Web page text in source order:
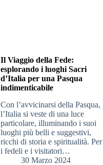
Il Viaggio della Fede:
esplorando i luoghi Sacri
d’Italia per una Pasqua
indimenticabile
Con l’avvicinarsi della Pasqua,
l’Italia si veste di una luce
particolare, illuminando i suoi
luoghi più belli e suggestivi,
ricchi di storia e spiritualità. Per
i fedeli e i visitatori…
30 Marzo 2024